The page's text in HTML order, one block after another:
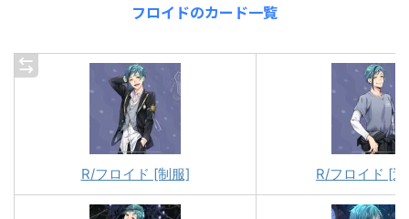
フロイドのカード一覧
R/フロイド [制服] R/フロイド [